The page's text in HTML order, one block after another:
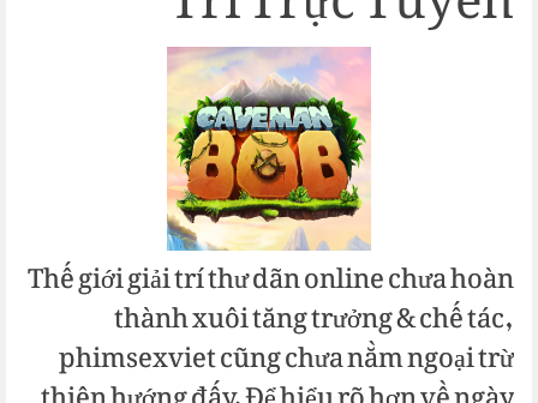
Thế giới giải trí thư dãn online chưa hoàn
thành xuôi tăng trưởng & chế tác,
phimsexviet cũng chưa nằm ngoại trừ